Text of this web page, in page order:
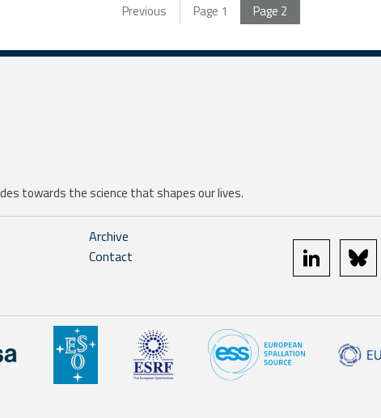
Previous Page 1 Page 2
towards the science that shapes our lives.
Archive
Contact
linkedin bluesky